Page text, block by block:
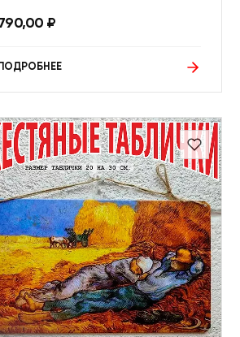
₽
ПОДРОБНЕЕ